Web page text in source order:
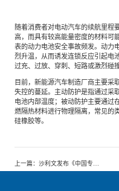
科技、媒体和通信
地产与物业
美容时尚
媒体服务
公司介绍
中国管理团队
表现与影响
加入我们
中
EN
随着消费者对电动汽车的续航里程
高，而具有较高能量密度的材料可
表的动力电池安全事故频发。动力
烈升温，从而诱发连锁反应引起电
过充、过放、穿刺、短路或激烈碰
目前，新能源汽车制造厂商主要采
失控的蔓延。主动防护是指通过采
电池内部温度；被动防护主要通过
燃隔热材料进行物理隔离，常见的
硅橡胶等。
上一篇： 沙利文发布《中国专属边缘云市场研究报告（2024）》